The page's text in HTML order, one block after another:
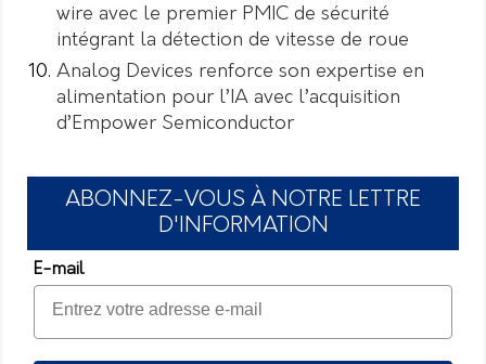
wire avec le premier PMIC de sécurité
intégrant la détection de vitesse de roue
Analog Devices renforce son expertise en
alimentation pour l’IA avec l’acquisition
d’Empower Semiconductor
ABONNEZ-VOUS À NOTRE LETTRE
D'INFORMATION
E-mail